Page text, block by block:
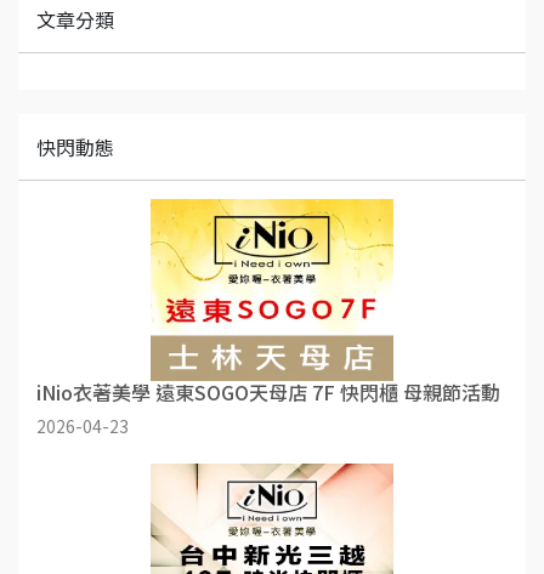
文章分類
快閃動態
iNio衣著美學 遠東SOGO天母店 7F 快閃櫃 母親節活動
2026-04-23